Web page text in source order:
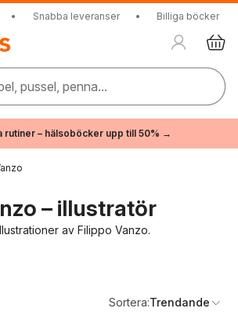
• Snabba leveranser • Billiga böcker
pussel, penna...
rutiner – hälsoböcker upp till 50% →
– illustratör
av Filippo Vanzo.
Sortera:Trendande